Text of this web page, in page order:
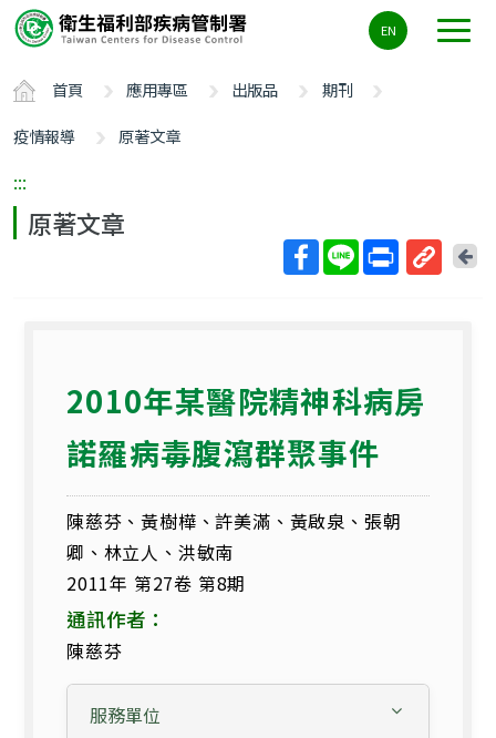
要
容
ALT+C
EN
首頁 應用專區 出版品
期刊
疫情報導
原著文章
:::
原著文章
址
回
2010年某醫院精神科病房
諾羅病毒腹瀉群聚事件
陳慈芬、黃樹樺、許美滿、黃啟泉、張朝
卿、林立人、洪敏南
2011年 第27卷 第8期
通訊作者：
陳慈芬
服務單位